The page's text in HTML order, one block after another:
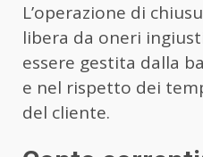
L’operazione di
libera da oneri
essere gestita dalla
e nel rispetto dei
del cliente.